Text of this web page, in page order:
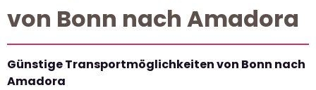
von Bonn nach Amadora
Günstige Transportmöglichkeiten von Bonn nach
Amadora